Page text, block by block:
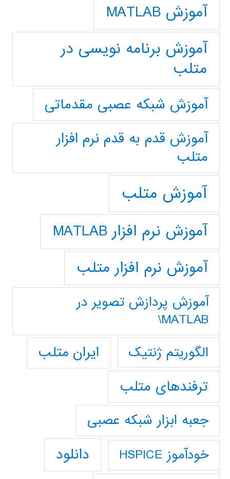
آموزش MATLAB
آموزش برنامه نویسی در
متلب
آموزش شبکه عصبی مقدماتی
آموزش قدم به قدم نرم افزار
متلب
آموزش متلب
آموزش نرم افزار MATLAB
آموزش نرم افزار متلب
آموزش پردازش تصوير در
MATLAB\
الگوریتم ژنتیک
ایران متلب
ترفندهای متلب
جعبه ابزار شبکه عصبی
خودآموز HSPICE دانلود